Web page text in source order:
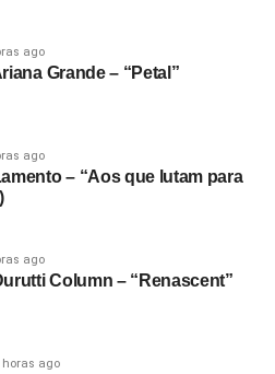
ago
Grande – “Petal”
ago
– “Aos que lutam para
ago
Column – “Renascent”
horas ago